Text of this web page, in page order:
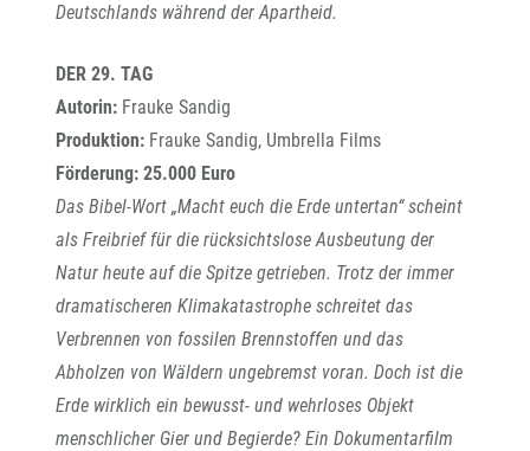
Deutschlands während der Apartheid.
DER 29. TAG
Autorin: Frauke Sandig
Produktion: Frauke Sandig, Umbrella Films
Förderung: 25.000 Euro
Das Bibel-Wort „Macht euch die Erde untertan“ scheint
als Freibrief für die rücksichtslose Ausbeutung der
Natur heute auf die Spitze getrieben. Trotz der immer
dramatischeren Klimakatastrophe schreitet das
Verbrennen von fossilen Brennstoffen und das
Abholzen von Wäldern ungebremst voran. Doch ist die
Erde wirklich ein bewusst- und wehrloses Objekt
menschlicher Gier und Begierde? Ein Dokumentarfilm